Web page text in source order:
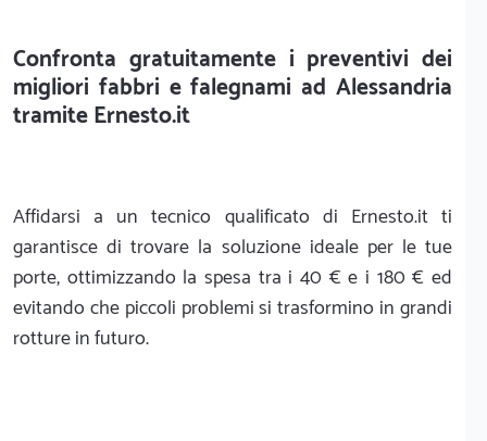
Confronta gratuitamente i preventivi dei
migliori fabbri e falegnami ad Alessandria
tramite Ernesto.it
Affidarsi a un tecnico qualificato di Ernesto.it ti
garantisce di trovare la soluzione ideale per le tue
porte, ottimizzando la spesa tra i 40 € e i 180 € ed
evitando che piccoli problemi si trasformino in grandi
rotture in futuro.